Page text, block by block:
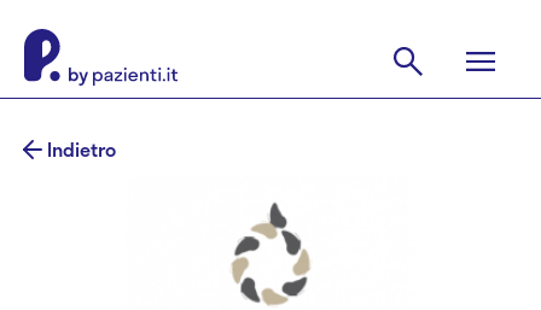
Indietro